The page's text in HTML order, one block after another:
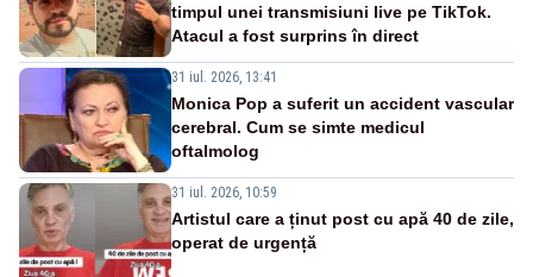
timpul unei transmisiuni live pe TikTok.
Atacul a fost surprins în direct
31 iul. 2026, 13:41
Monica Pop a suferit un accident vascular
cerebral. Cum se simte medicul
oftalmolog
31 iul. 2026, 10:59
Artistul care a ținut post cu apă 40 de zile,
operat de urgență